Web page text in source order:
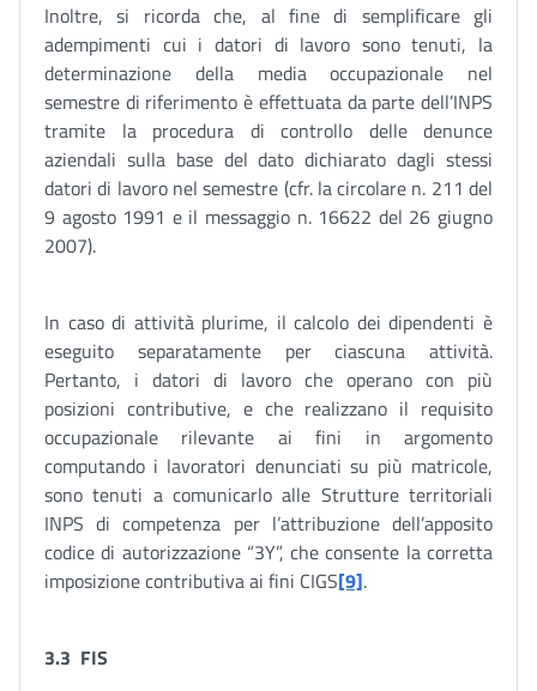
Inoltre, si ricorda che, al fine di semplificare gli
adempimenti cui i datori di lavoro sono tenuti, la
determinazione della media occupazionale nel
semestre di riferimento è effettuata da parte dell’INPS
tramite la procedura di controllo delle denunce
aziendali sulla base del dato dichiarato dagli stessi
datori di lavoro nel semestre (cfr. la circolare n. 211 del
9 agosto 1991 e il messaggio n. 16622 del 26 giugno
2007).
In caso di attività plurime, il calcolo dei dipendenti è
eseguito separatamente per ciascuna attività.
Pertanto, i datori di lavoro che operano con più
posizioni contributive, e che realizzano il requisito
occupazionale rilevante ai fini in argomento
computando i lavoratori denunciati su più matricole,
sono tenuti a comunicarlo alle Strutture territoriali
INPS di competenza per l’attribuzione dell’apposito
codice di autorizzazione “3Y”, che consente la corretta
imposizione contributiva ai fini CIGS[9].
3.3 FIS